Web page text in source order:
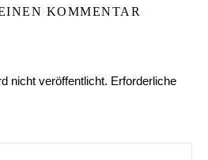
KOMMENTAR
nicht veröffentlicht. Erforderliche